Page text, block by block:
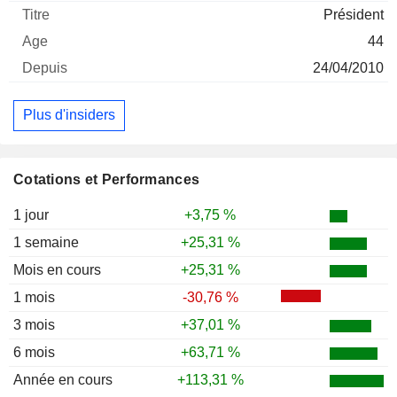
Cotations et Performances
1 jour
+3,75 %
1 semaine
+25,31 %
Mois en cours
+25,31 %
1 mois
-30,76 %
3 mois
+37,01 %
6 mois
+63,71 %
Année en cours
+113,31 %
Président
44
24/04/2010
Plus d'insiders